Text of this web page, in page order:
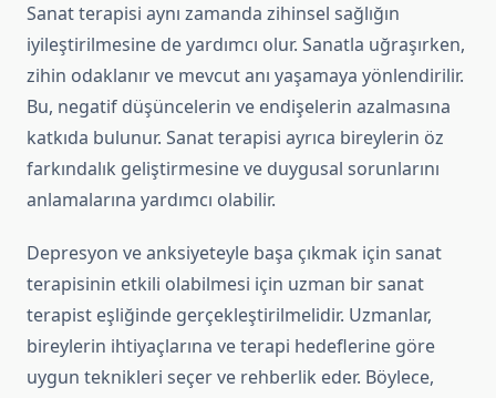
Sanat terapisi aynı zamanda zihinsel sağlığın
iyileştirilmesine de yardımcı olur. Sanatla uğraşırken,
zihin odaklanır ve mevcut anı yaşamaya yönlendirilir.
Bu, negatif düşüncelerin ve endişelerin azalmasına
katkıda bulunur. Sanat terapisi ayrıca bireylerin öz
farkındalık geliştirmesine ve duygusal sorunlarını
anlamalarına yardımcı olabilir.
Depresyon ve anksiyeteyle başa çıkmak için sanat
terapisinin etkili olabilmesi için uzman bir sanat
terapist eşliğinde gerçekleştirilmelidir. Uzmanlar,
bireylerin ihtiyaçlarına ve terapi hedeflerine göre
uygun teknikleri seçer ve rehberlik eder. Böylece,